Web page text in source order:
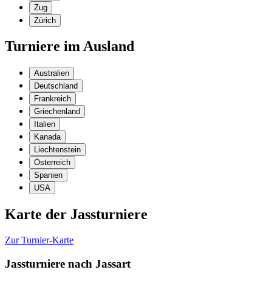
Zug
Zürich
Turniere im Ausland
Australien
Deutschland
Frankreich
Griechenland
Italien
Kanada
Liechtenstein
Österreich
Spanien
USA
Karte der Jassturniere
Zur Turnier-Karte
Jassturniere nach Jassart